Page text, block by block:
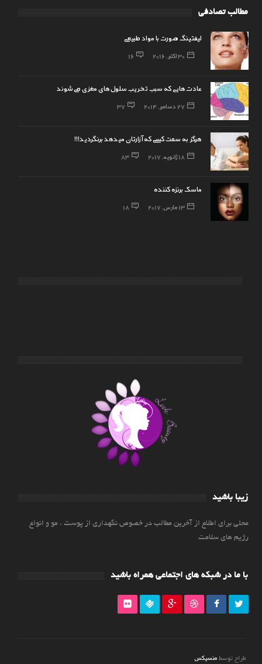
مطالب تصادفی
لیفتینگ صورت با مواد طبیعی
30 اکتبر, 2016 16
عادت‌هایی كه سبب تخریب سلول‌های مغزی می‌شوند
27 دسامبر, 2014 37
هرگز به سمت کسی که آزارتان میدهد برنگردید!!!
18 ژانویه, 2017 83
ماسک برنزه کننده
13 مارس, 2017 18
زیبا باشید
محلی برای اطلاع از آخرین مطالب در خصوص نگهداری از پوست ، مو و انواع
رژیم های سلامت
با ما در شبکه های اجتماعی همراه باشید
طراح توسط منسیکس